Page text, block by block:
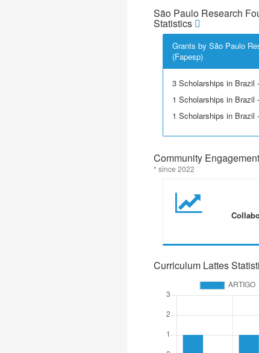
São Paulo Research
Statistics
Grants by São Paulo
(Fapesp)
3 Scholarships in Brazil
1 Scholarships in Brazil
1 Scholarships in Brazil
Community
* since 2022
Curriculum Lattes